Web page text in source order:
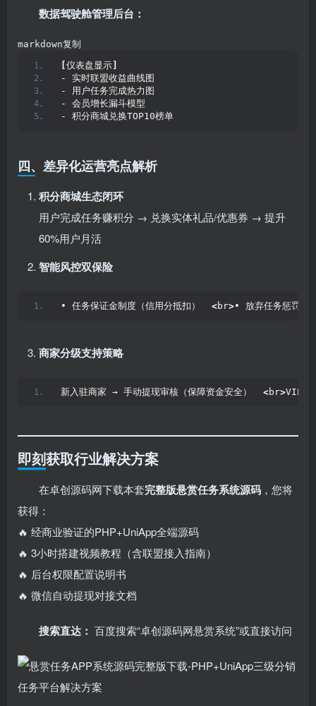
数据驾驶舱管理后台：​
markdown复制
仪表盘显示
- 实时联盟收益曲线图
- 用户任务完成热力图
- 会员增长漏斗模型
- 积分商城兑换TOP10榜单
四、差异化运营亮点解析
积分商城生态闭环
用户完成任务赚积分 → 兑换实体礼品/优惠券 → 提升
60%用户月活
智能风控双保险
• 任务保证金制度（信用分抵扣） <br>• 放弃任务惩罚机
商家分级支持策略
新入驻商家 → 手动提现审核（保障资金安全） <br>VIP认
即刻获取行业解决方案
在卓创源码网下载本套完整版悬赏任务系统源码 ，您将
获得：
🔥 经商业验证的PHP+UniApp全端源码
🔥 3小时搭建视频教程（含联盟接入指南）
🔥 后台权限配置说明书
🔥 微信自动提现对接文档
搜索直达：​ 百度搜索“卓创源码网悬赏系统”或直接访问